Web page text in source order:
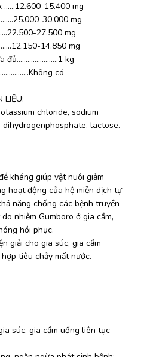
15.400 mg
30.000 mg
27.500 mg
14.850 mg
kg
có
LIỆU:
chloride, sodium
lactose.
kháng giúp vật nuôi giảm
hoạt động của hệ miễn dịch tự
năng chống các bệnh truyền
nhiễm Gumboro ở gia cầm,
hồi phục.
giải cho gia súc, gia cầm
tiêu chảy mất nước.
súc, gia cầm uống liên tục